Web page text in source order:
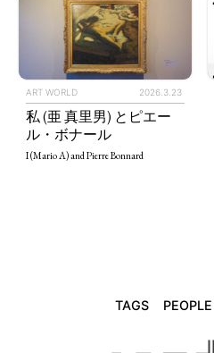
ART WORLD 2026.3.23
私 (亜 真里男) とピエー
ル・ボナール
I (Mario A) and Pierre Bonnard
TAGS PEOPLE